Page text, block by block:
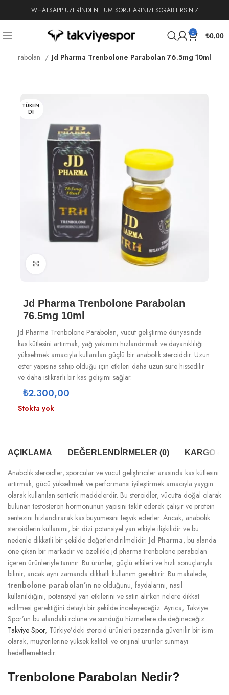
WHATSAPP ÜZERİNDEN TÜM SORULARINIZI SORABiLiRSiNiZ
0 ₺0,00
Parabolan Jd Pharma Trenbolone Parabolan 76.5mg 10ml
TÜKEN
DI
Jd Pharma Trenbolone Parabolan
76.5mg 10ml
Jd Pharma Trenbolone Parabolan, vücut geliştirme dünyasında
kas kütlesini artırmak, yağ yakımını hızlandırmak ve dayanıklılığı
yükseltmek amacıyla kullanılan güçlü bir anabolik steroiddir. Uzun
ester yapısına sahip olduğu için etkileri daha uzun süre hissedilir
ve daha istikrarlı bir kas gelişimi sağlar.
₺2.300,00
Stokta yok
AÇIKLAMA DEĞERLENDIRMELER (0) KARGO &
Anabolik steroidler, sporcular ve vücut geliştiriciler arasında kas kütlesini
artırmak, gücü yükseltmek ve performansı iyileştirmek amacıyla yaygın
olarak kullanılan sentetik maddelerdir. Bu steroidler, vücutta doğal olarak
bulunan testosteron hormonunun yapısını taklit ederek çalışır ve protein
sentezini hızlandırarak kas büyümesini teşvik ederler. Ancak, anabolik
steroidlerin kullanımı, bir dizi potansiyel yan etkiyle ilişkilidir ve bu
nedenle dikkatli bir şekilde değerlendirilmelidir. Jd Pharma, bu alanda
öne çıkan bir markadır ve özellikle jd pharma trenbolone parabolan
içeren ürünleriyle tanınır. Bu ürünler, güçlü etkileri ve hızlı sonuçlarıyla
bilinir, ancak aynı zamanda dikkatli kullanım gerektirir. Bu makalede,
trenbolone parabolan’ın ne olduğunu, faydalarını, nasıl
kullanıldığını, potansiyel yan etkilerini ve satın alırken nelere dikkat
edilmesi gerektiğini detaylı bir şekilde inceleyeceğiz. Ayrıca, Takviye
Spor’un bu alandaki rolüne ve sunduğu hizmetlere de değineceğiz.
Takviye Spor, Türkiye’deki steroid ürünleri pazarında güvenilir bir isim
olarak, müşterilerine yüksek kaliteli ve orijinal ürünler sunmayı
hedeflemektedir.
Trenbolone Parabolan Nedir?